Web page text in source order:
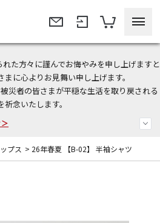
た方々に謹んでお悔やみを申し上げますと
に心よりお見舞い申し上げます。
災者の皆さまが平穏な生活を取り戻される
祈念いたします。
OFFクーポンプレゼント！
お問い合わせ＞
プス > 26年春夏 【B-02】 半袖シャツ